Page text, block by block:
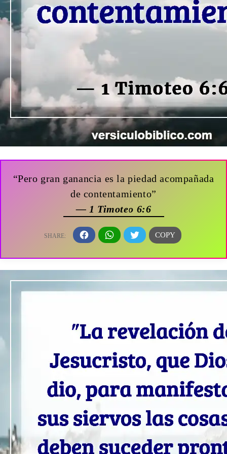
“Pero gran ganancia es la piedad acompañada
de contentamiento”
— 1 Timoteo 6:6